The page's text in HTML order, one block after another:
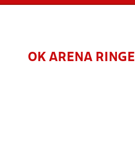
OK ARENA RINGE